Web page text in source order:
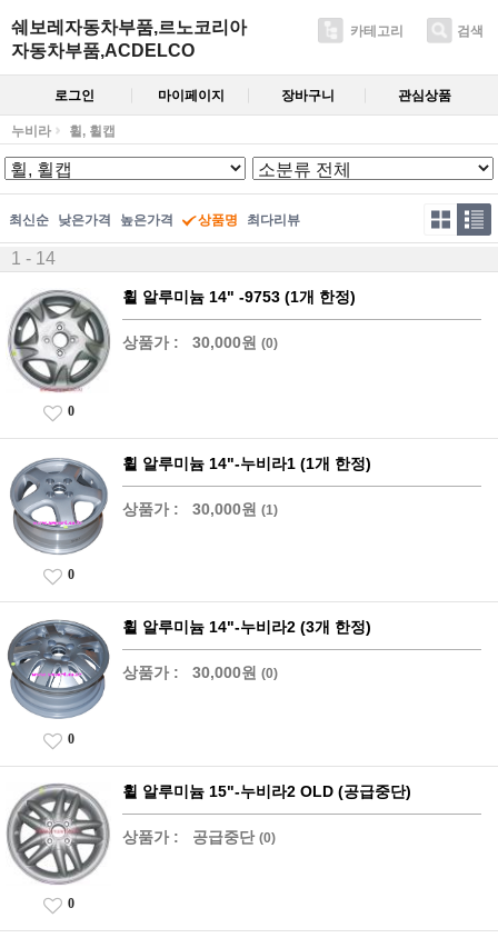
쉐보레자동차부품,르노코리아
자동차부품,ACDELCO
카테고리 검색
로그인 마이페이지 장바구니 관심상품
누비라 휠, 휠캡
최신순 낮은가격 높은가격 상품명 최다리뷰
1 - 14
휠 알루미늄 14" -9753 (1개 한정)
상품가 : 30,000원 (0)
0
휠 알루미늄 14"-누비라1 (1개 한정)
상품가 : 30,000원 (1)
0
휠 알루미늄 14"-누비라2 (3개 한정)
상품가 : 30,000원 (0)
0
휠 알루미늄 15"-누비라2 OLD (공급중단)
상품가 : 공급중단 (0)
0